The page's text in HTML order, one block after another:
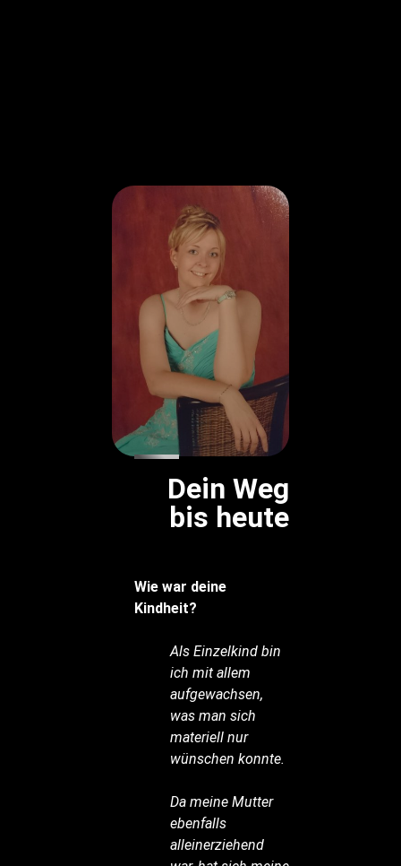
Dein Weg
bis heute
Wie war deine
Kindheit?
Als Einzelkind bin
ich mit allem
aufgewachsen,
was man sich
materiell nur
wünschen konnte.
Da meine Mutter
ebenfalls
alleinerziehend